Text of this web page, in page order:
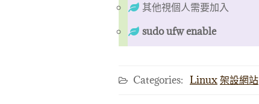
其他視個人需要加入
sudo ufw enable
Categories: Linux架設網站